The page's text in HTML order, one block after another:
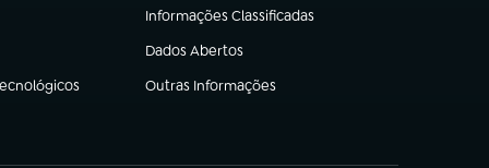
Informações Classificadas
(abre em nova aba)
Dados Abertos
(abre em nova aba)
Outras Informações
(abre em nova aba)